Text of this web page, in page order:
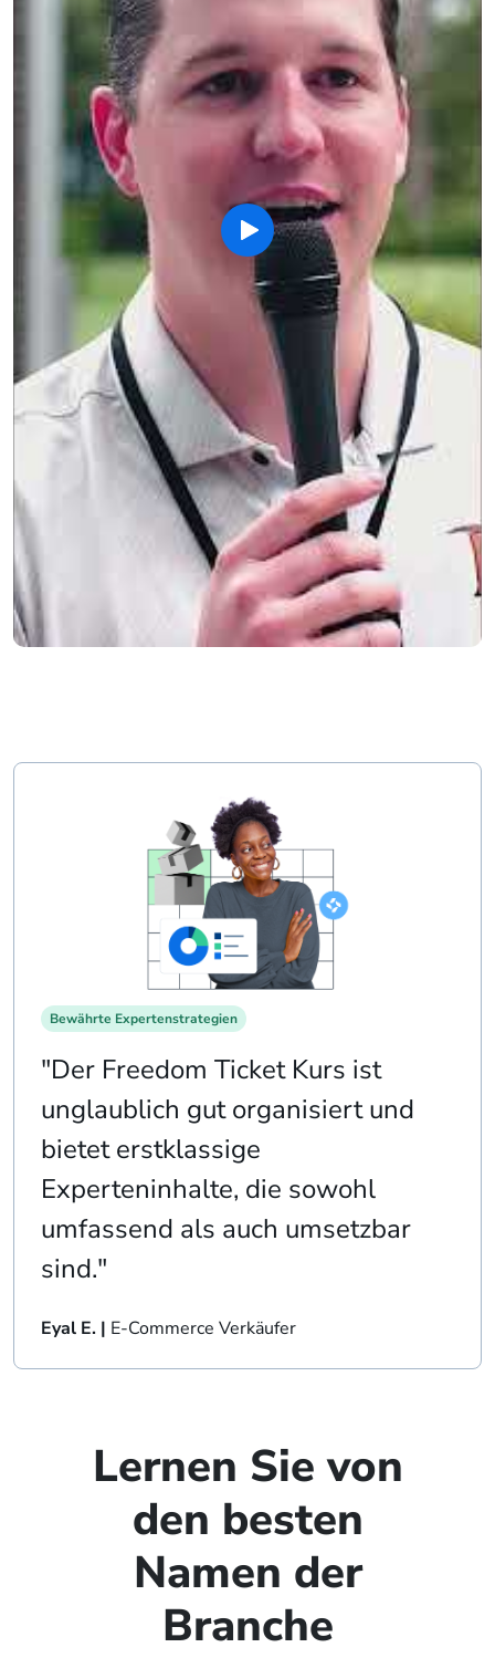
Bewährte Expertenstrategien
"Der Freedom Ticket Kurs ist
unglaublich gut organisiert und
bietet erstklassige
Experteninhalte, die sowohl
umfassend als auch umsetzbar
sind."
Eyal E. | E-Commerce Verkäufer
Lernen Sie von
den besten
Namen der
Branche